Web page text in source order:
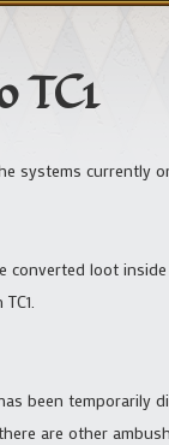
TC1
systems currently
converted loot
been temporarily
are other